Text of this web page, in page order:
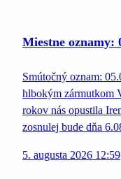
Miestne oznamy:
Smútočný oznam:
hlbokým zármutkom
rokov nás opustila
zosnulej bude dňa
5. augusta 2026 12:59